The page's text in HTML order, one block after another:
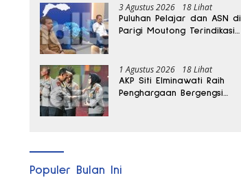
3 Agustus 2026 18 Lihat
Puluhan Pelajar dan ASN di
Parigi Moutong Terindikasi
1 Agustus 2026 18 Lihat
AKP Siti Elminawati Raih
Penghargaan Bergengsi
Populer Bulan Ini